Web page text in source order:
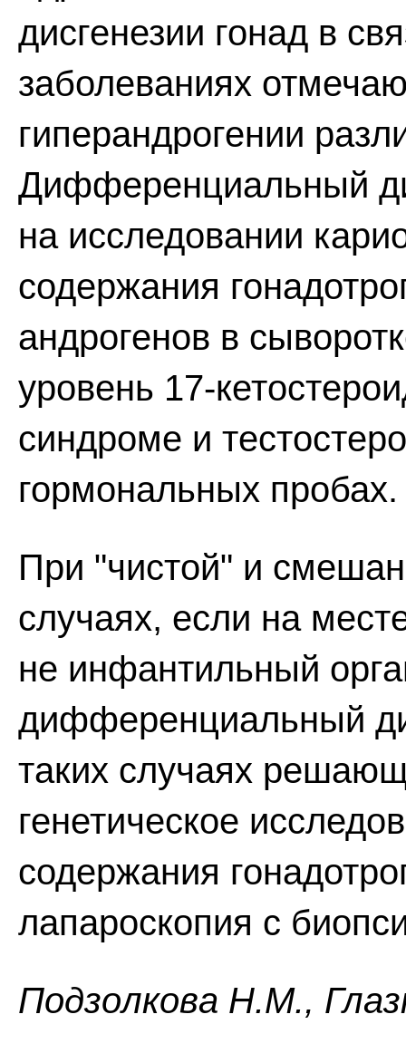
дисгенезии гонад в
заболеваниях
гиперандрогении
Дифференциальный
на исследовании
содержания
андрогенов в
уровень 17-
синдроме и
гормональных пробах.
При "чистой" и
случаях, если на
не инфантильный
дифференциальный
таких случаях
генетическое
содержания
лапароскопия с
Пoдзoлкoвa H.M.,